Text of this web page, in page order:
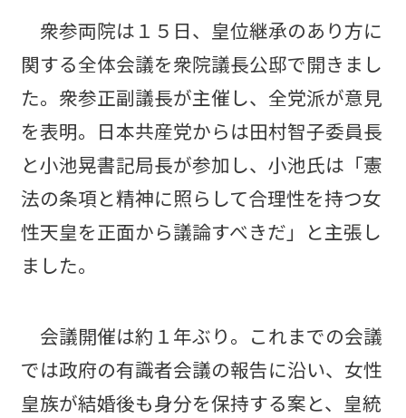
衆参両院は１５日、皇位継承のあり方に
関する全体会議を衆院議長公邸で開きまし
た。衆参正副議長が主催し、全党派が意見
を表明。日本共産党からは田村智子委員長
と小池晃書記局長が参加し、小池氏は「憲
法の条項と精神に照らして合理性を持つ女
性天皇を正面から議論すべきだ」と主張し
ました。
会議開催は約１年ぶり。これまでの会議
では政府の有識者会議の報告に沿い、女性
皇族が結婚後も身分を保持する案と、皇統